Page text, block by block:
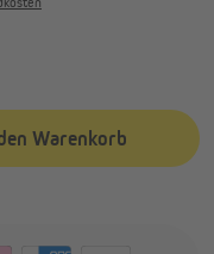
Warenkorb